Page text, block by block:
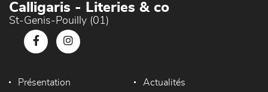
Calligaris - Literies & co
St-Genis-Pouilly (01)
Présentation Actualités